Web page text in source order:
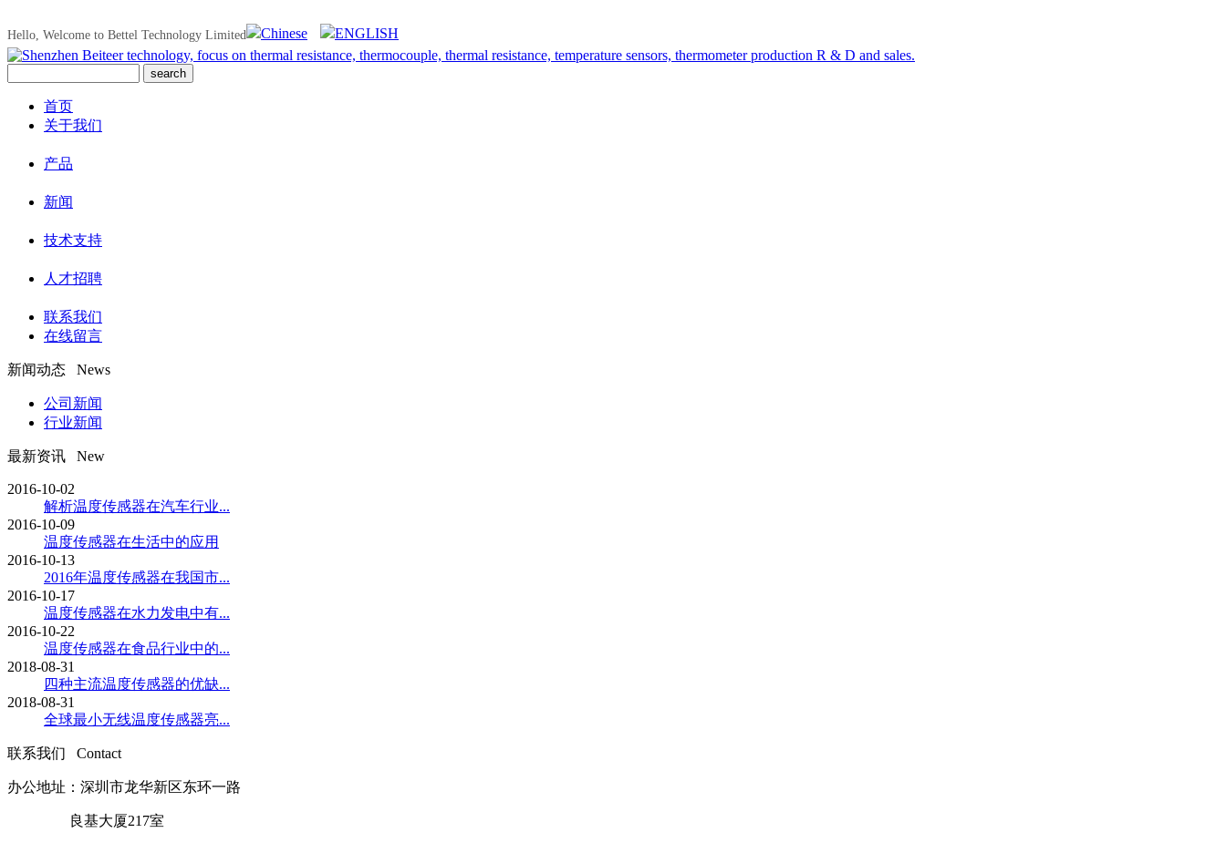
Hello, Welcome to Bettel Technology Limited Chinese ENGLISH
首页
关于我们
产品
新闻
技术支持
人才招聘
联系我们
在线留言
新闻动态 News
公司新闻
行业新闻
最新资讯 New
2016-10-02
解析温度传感器在汽车行业...
2016-10-09
温度传感器在生活中的应用
2016-10-13
2016年温度传感器在我国市...
2016-10-17
温度传感器在水力发电中有...
2016-10-22
温度传感器在食品行业中的...
2018-08-31
四种主流温度传感器的优缺...
2018-08-31
全球最小无线温度传感器亮...
联系我们 Contact
办公地址：深圳市龙华新区东环一路
良基大厦217室